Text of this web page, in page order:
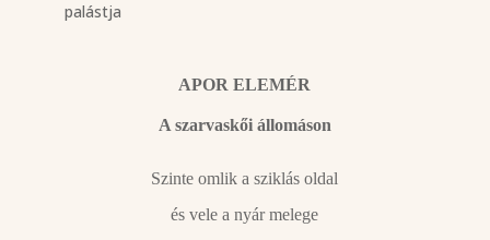
palástja
APOR ELEMÉR
A szarvaskői állomáson
Szinte omlik a sziklás oldal
és vele a nyár melege